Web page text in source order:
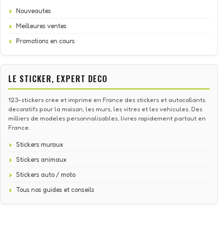
Nouveautes
Meilleures ventes
Promotions en cours
LE STICKER, EXPERT DECO
123-stickers cree et imprime en France des stickers et autocollants
decoratifs pour la maison, les murs, les vitres et les vehicules. Des
milliers de modeles personnalisables, livres rapidement partout en
France.
Stickers muraux
Stickers animaux
Stickers auto / moto
Tous nos guides et conseils